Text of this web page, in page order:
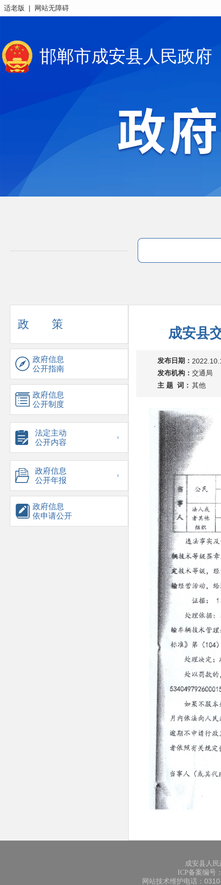
适老版 | 网站无障碍
邯郸市成安县人民政府
政 策
政府信息
公开指南
政府信息
公开制度
法定主动
公开内容
政府信息
公开年报
政府信息
依申请公开
成安县
发布日期：
发布机构： 交通局
主 题 词： 其他
成安县人
ICP备案编号
网站技术维护电话：